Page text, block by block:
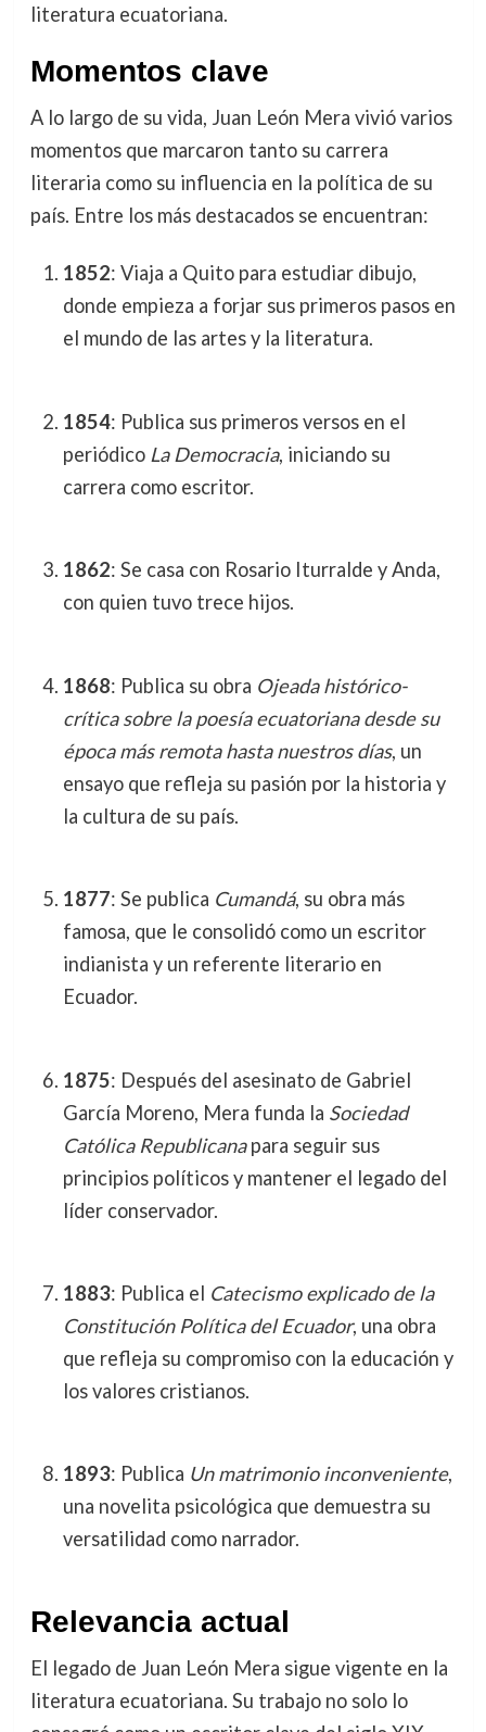
literatura ecuatoriana.
Momentos clave
A lo largo de su vida, Juan León Mera vivió varios
momentos que marcaron tanto su carrera
literaria como su influencia en la política de su
país. Entre los más destacados se encuentran:
1852: Viaja a Quito para estudiar dibujo,
donde empieza a forjar sus primeros pasos en
el mundo de las artes y la literatura.
1854: Publica sus primeros versos en el
periódico La Democracia, iniciando su
carrera como escritor.
1862: Se casa con Rosario Iturralde y Anda,
con quien tuvo trece hijos.
1868: Publica su obra Ojeada histórico-
crítica sobre la poesía ecuatoriana desde su
época más remota hasta nuestros días, un
ensayo que refleja su pasión por la historia y
la cultura de su país.
1877: Se publica Cumandá, su obra más
famosa, que le consolidó como un escritor
indianista y un referente literario en
Ecuador.
1875: Después del asesinato de Gabriel
García Moreno, Mera funda la Sociedad
Católica Republicanapara seguir sus
principios políticos y mantener el legado del
líder conservador.
1883: Publica el Catecismo explicado de la
Constitución Política del Ecuador, una obra
que refleja su compromiso con la educación y
los valores cristianos.
1893: Publica Un matrimonio inconveniente,
una novelita psicológica que demuestra su
versatilidad como narrador.
Relevancia actual
El legado de Juan León Mera sigue vigente en la
literatura ecuatoriana. Su trabajo no solo lo